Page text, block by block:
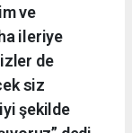
ve
ileriye
de
siz
şekilde